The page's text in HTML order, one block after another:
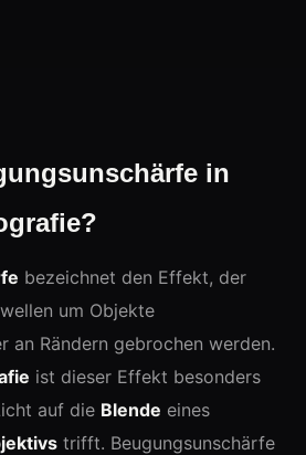
in
bezeichnet den Effekt, der
um Objekte
an Rändern gebrochen werden.
ist dieser Effekt besonders
auf die Blende eines
trifft. Beugungsunschärfe